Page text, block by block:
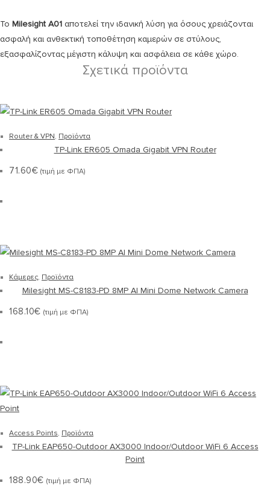
Το Milesight A01 αποτελεί την ιδανική λύση για όσους χρειάζονται
ασφαλή και ανθεκτική τοποθέτηση καμερών σε στύλους,
εξασφαλίζοντας μέγιστη κάλυψη και ασφάλεια σε κάθε χώρο.
Σχετικά προϊόντα
Router & VPN, Προϊόντα
TP-Link ER605 Omada Gigabit VPN Router
71.60€ (τιμή με ΦΠΑ)
Κάμερες, Προϊόντα
Milesight MS-C8183-PD 8MP AI Mini Dome Network Camera
168.10€ (τιμή με ΦΠΑ)
Access Points, Προϊόντα
TP-Link EAP650-Outdoor AX3000 Indoor/Outdoor WiFi 6 Access
Point
188.90€ (τιμή με ΦΠΑ)